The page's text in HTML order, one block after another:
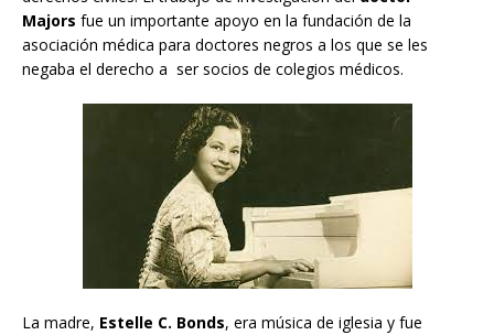
Majors fue un importante apoyo en la fundación de la
asociación médica para doctores negros a los que se les
negaba el derecho a ser socios de colegios médicos.
La madre, Estelle C. Bonds, era música de iglesia y fue